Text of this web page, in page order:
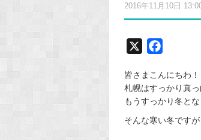
2016年11月10日
c
e
o
皆さまこんにちわ
札幌はすっかり真
もうすっかり冬と
そんな寒い冬です